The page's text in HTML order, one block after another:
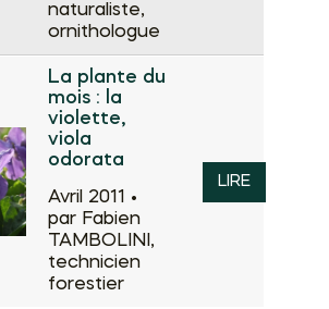
naturaliste,
ornithologue
La plante du
mois : la
violette,
viola
odorata
Avril 2011 •
par Fabien
TAMBOLINI,
technicien
forestier
LIRE